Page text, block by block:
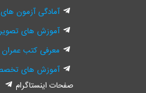
آمادگی آزمون
آموزش های تصویری 808 در
معرفی کتب عمران
آموزش های
صفحات اینستاگرام